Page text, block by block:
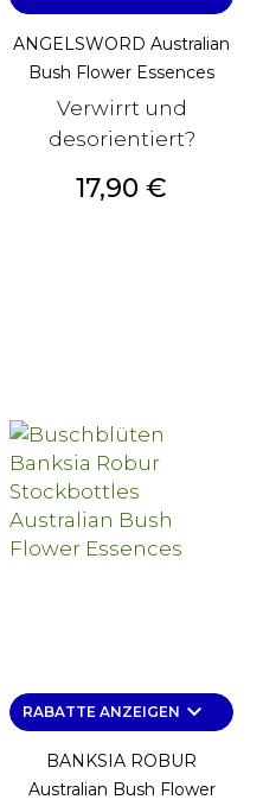
ANGELSWORD Australian
Bush Flower Essences
Verwirrt und
desorientiert?
Preis
17,90 €
RABATTE ANZEIGEN keyboard_arrow_down
BANKSIA ROBUR
Australian Bush Flower